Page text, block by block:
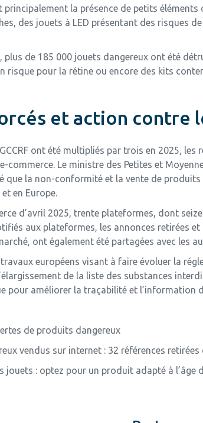
principalement la présence de petits
des jouets à LED présentant des risques
de 185 000 jouets dangereux ont été
risque pour la rétine ou encore des kits
et action contre
ont été multipliés par trois en 2025,
commerce. Le ministre des Petites et
que la non-conformité et la vente de
en Europe.
d’avril 2025, trente plateformes, dont
aux plateformes, les annonces retirées
ont également été partagées avec les
européens visant à faire évoluer la
de la liste des substances
pour améliorer la traçabilité et l’information
de produits dangereux
vendus sur internet : 32 références
jouets : optez pour un produit adapté à l’âge